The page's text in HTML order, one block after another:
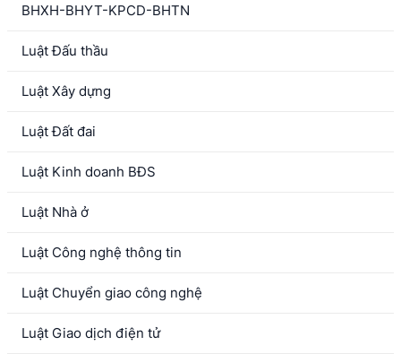
BHXH-BHYT-KPCD-BHTN
Luật Đấu thầu
Luật Xây dựng
Luật Đất đai
Luật Kinh doanh BĐS
Luật Nhà ở
Luật Công nghệ thông tin
Luật Chuyển giao công nghệ
Luật Giao dịch điện tử